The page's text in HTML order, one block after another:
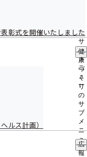
の
サ
ブ
メ
ニ
ュ
ー
彰式を開催いたしました
健
康
づ
く
り
の
サ
ブ
メ
ニ
ュ
ー
ルス計画）
広
報
画実施状況
ス計画の実施状況
び集団健診の実施に
画
強化予算